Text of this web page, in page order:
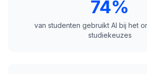
74%
van studenten gebruikt AI bij het
studiekeuzes